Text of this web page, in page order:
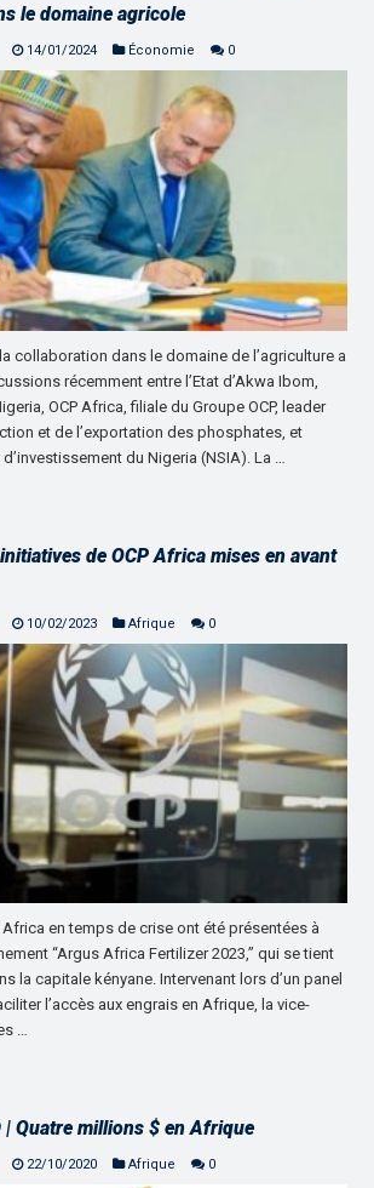
le domaine agricole
14/01/2024 Économie 0
collaboration dans le domaine de l’agriculture a
récemment entre l’Etat d’Akwa Ibom,
OCP Africa, filiale du Groupe OCP, leader
et de l’exportation des phosphates, et
du Nigeria (NSIA). La …
de OCP Africa mises en avant
10/02/2023 Afrique 0
Africa en temps de crise ont été présentées à
“Argus Africa Fertilizer 2023,” qui se tient
la capitale kényane. Intervenant lors d’un panel
l’accès aux engrais en Afrique, la vice-
…
| Quatre millions $ en Afrique
22/10/2020 Afrique 0